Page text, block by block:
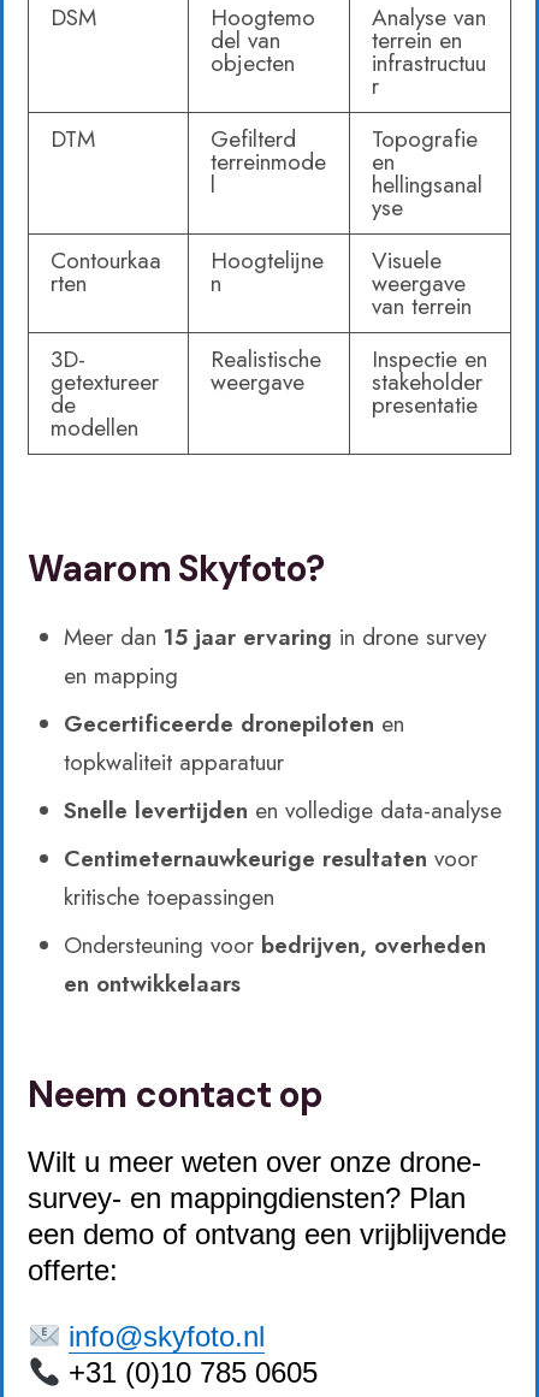
DSM
Hoogtemo
del van
objecten
Analyse van
terrein en
infrastructuu
r
DTM
Gefilterd
terreinmode
l
Topografie
en
hellingsanal
yse
Contourkaa
rten
Hoogtelijne
n
Visuele
weergave
van terrein
3D-
getextureer
de
modellen
Realistische
weergave
Inspectie en
stakeholder
presentatie
Waarom Skyfoto?
Meer dan 15 jaar ervaring in drone survey
en mapping
Gecertificeerde dronepiloten en
topkwaliteit apparatuur
Snelle levertijden en volledige data-analyse
Centimeternauwkeurige resultaten voor
kritische toepassingen
Ondersteuning voor bedrijven, overheden
en ontwikkelaars
Neem contact op
Wilt u meer weten over onze drone-
survey- en mappingdiensten? Plan
een demo of ontvang een vrijblijvende
offerte:
info@skyfoto.nl
+31 (0)10 785 0605